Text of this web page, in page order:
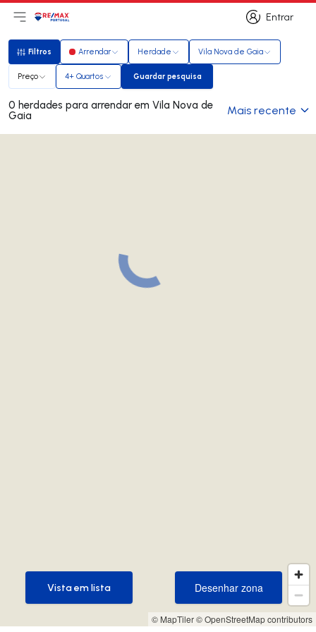
Entrar
Entrar
Abri menu principal
LogoIr para página inicial
Filtros
Filtros Arrendar Herdade Vila Nova de Gaia
Preço 4+ Quartos Guardar pesquisa
Guardar pesquisa
0 herdades para arrendar em Vila Nova de
Gaia Mais recente
© MapTiler© OpenStreetMap contributors
Desenhar zona
Desenhar zona
Vista em lista
Vista em lista